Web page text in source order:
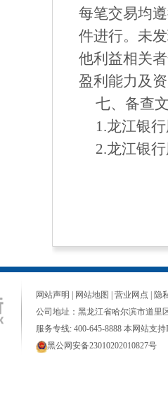
每笔交易均
件进行。未
他利益相关
盈利能力及
七、备查
1.龙江银
2.龙江银
网站声明 网站地图 营业网点
隐
公司地址：黑龙江省哈尔滨市道里
服务专线: 400-645-8888 本网站支持
黑公网安备23010202010827号